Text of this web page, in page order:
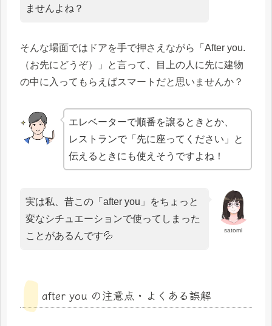
ませんよね？
そんな場面ではドアを手で押さえながら「After you.
（お先にどうぞ）」と言って、目上の人に先に建物
の中に入ってもらえばスマートだと思いませんか？
エレベーターで順番を譲るときとか、
レストランで「先に座ってください」と
伝えるときにも使えそうですよね！
satomi
実は私、昔この「after you」をちょっと
変なシチュエーションで使ってしまった
ことがあるんです💦
after you の注意点・よくある誤解